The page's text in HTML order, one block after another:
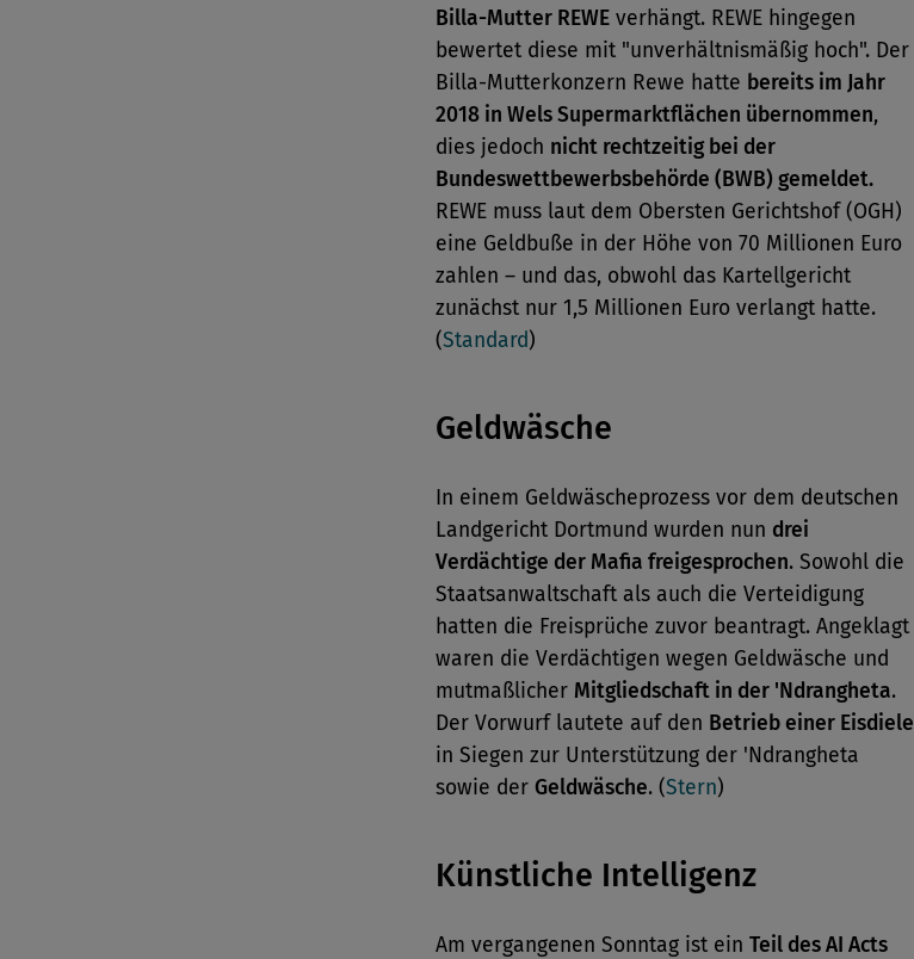
Billa-Mutter REWE verhängt. REWE hingegen
bewertet diese mit "unverhältnismäßig hoch". Der
Billa-Mutterkonzern Rewe hatte bereits im Jahr
2018 in Wels Supermarktflächen übernommen,
dies jedoch nicht rechtzeitig bei der
Bundeswettbewerbsbehörde (BWB) gemeldet.
REWE muss laut dem Obersten Gerichtshof (OGH)
eine Geldbuße in der Höhe von 70 Millionen Euro
zahlen – und das, obwohl das Kartellgericht
zunächst nur 1,5 Millionen Euro verlangt hatte.
(Standard)
Geldwäsche
In einem Geldwäscheprozess vor dem deutschen
Landgericht Dortmund wurden nun drei
Verdächtige der Mafia freigesprochen. Sowohl die
Staatsanwaltschaft als auch die Verteidigung
hatten die Freisprüche zuvor beantragt. Angeklagt
waren die Verdächtigen wegen Geldwäsche und
mutmaßlicher Mitgliedschaft in der 'Ndrangheta.
Der Vorwurf lautete auf den Betrieb einer Eisdiele
in Siegen zur Unterstützung der 'Ndrangheta
sowie der Geldwäsche. (Stern)
Künstliche Intelligenz
Am vergangenen Sonntag ist ein Teil des AI Acts